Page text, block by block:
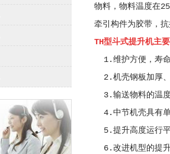
物料，物料温度在
牵引构件为胶带，
TH型斗式提升机主
1.维护方便，寿命
2.机壳钢板加厚、
3.输送物料的温度
4.中节机壳具有单
5.提升高度运行平
6.改进机型的提升